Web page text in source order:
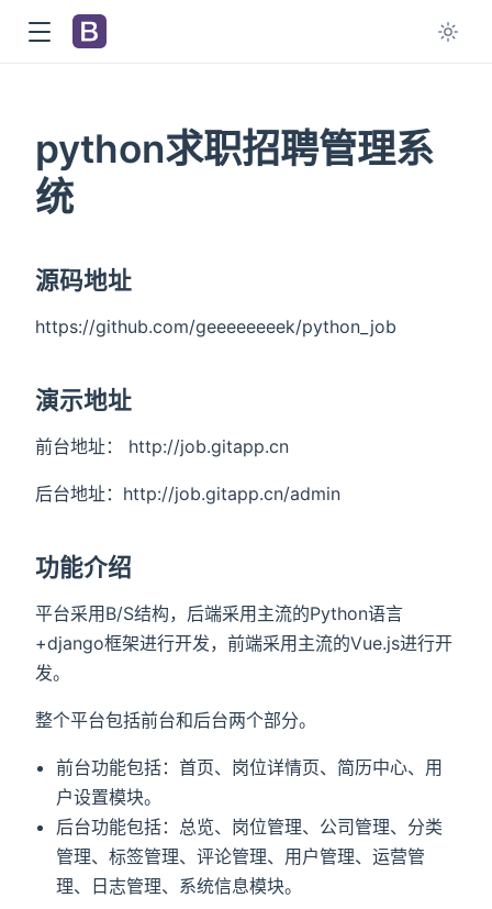
python求职招聘管理系
统
源码地址
https://github.com/geeeeeeeek/python_job
演示地址
前台地址： http://job.gitapp.cn
后台地址：http://job.gitapp.cn/admin
功能介绍
平台采用B/S结构，后端采用主流的Python语言
+django框架进行开发，前端采用主流的Vue.js进行开
发。
整个平台包括前台和后台两个部分。
前台功能包括：首页、岗位详情页、简历中心、用
户设置模块。
后台功能包括：总览、岗位管理、公司管理、分类
管理、标签管理、评论管理、用户管理、运营管
理、日志管理、系统信息模块。